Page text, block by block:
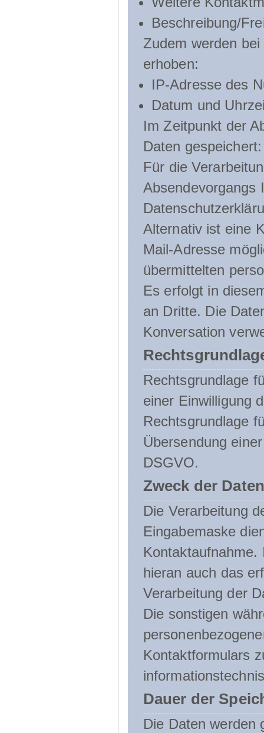
Beschreibung/
Zudem werden
erhoben:
IP-Adresse des
Datum und
Im Zeitpunkt der
Daten gespeichert:
Für die
Absendevorgangs
Alternativ ist eine
Mail-Adresse
übermittelten
Es erfolgt in
an Dritte. Die
Konversation
Rechtsgrundlage
einer Einwilligung
Rechtsgrundlage
Übersendung
DSGVO.
Zweck der
Die Verarbeitung
Eingabemaske
hieran auch das
Verarbeitung der
Die sonstigen
Kontaktformulars
Dauer der
Die Daten werden